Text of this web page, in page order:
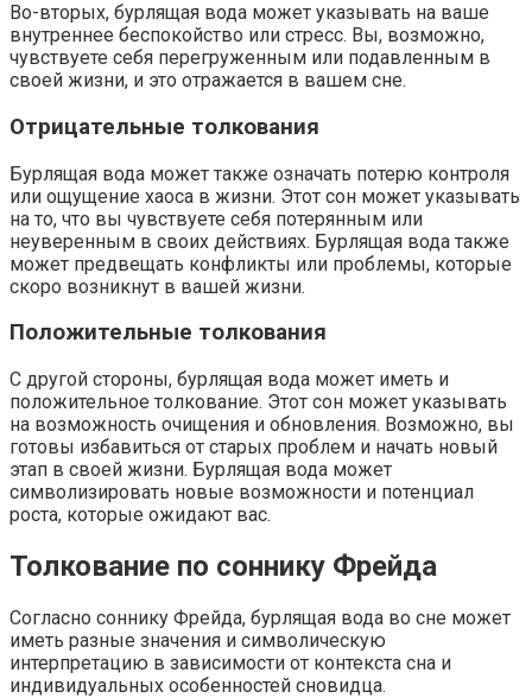
Во-вторых, бурлящая вода может указывать на ваше
внутреннее беспокойство или стресс. Вы, возможно,
чувствуете себя перегруженным или подавленным в
своей жизни, и это отражается в вашем сне.
Отрицательные толкования
Бурлящая вода может также означать потерю контроля
или ощущение хаоса в жизни. Этот сон может указывать
на то, что вы чувствуете себя потерянным или
неуверенным в своих действиях. Бурлящая вода также
может предвещать конфликты или проблемы, которые
скоро возникнут в вашей жизни.
Положительные толкования
С другой стороны, бурлящая вода может иметь и
положительное толкование. Этот сон может указывать
на возможность очищения и обновления. Возможно, вы
готовы избавиться от старых проблем и начать новый
этап в своей жизни. Бурлящая вода может
символизировать новые возможности и потенциал
роста, которые ожидают вас.
Толкование по соннику Фрейда
Согласно соннику Фрейда, бурлящая вода во сне может
иметь разные значения и символическую
интерпретацию в зависимости от контекста сна и
индивидуальных особенностей сновидца.